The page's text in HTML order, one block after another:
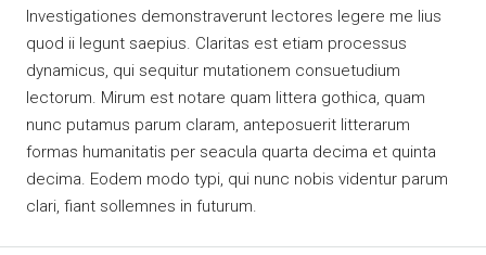
Investigationes demonstraverunt lectores legere me lius
quod ii legunt saepius. Claritas est etiam processus
dynamicus, qui sequitur mutationem consuetudium
lectorum. Mirum est notare quam littera gothica, quam
nunc putamus parum claram, anteposuerit litterarum
formas humanitatis per seacula quarta decima et quinta
decima. Eodem modo typi, qui nunc nobis videntur parum
clari, fiant sollemnes in futurum.